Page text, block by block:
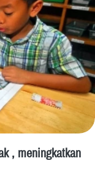
, meningkatkan